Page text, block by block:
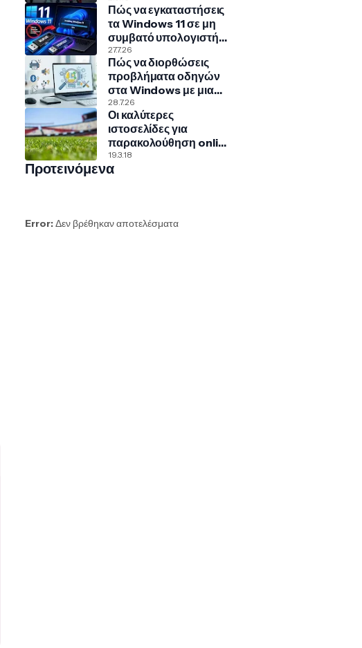
Γερμανία
Πώς να εγκαταστήσεις
τα Windows 11 σε μη
συμβατό υπολογιστή
με Rufus και Ventoy
27.7.26
Πώς να διορθώσεις
προβλήματα οδηγών
στα Windows με μια
κρυφή εντολή
28.7.26
Οι καλύτερες
ιστοσελίδες για
παρακολούθηση online
αθλητικών αγώνων
19.3.18
Προτεινόμενα
Error:Δεν βρέθηκαν αποτελέσματα